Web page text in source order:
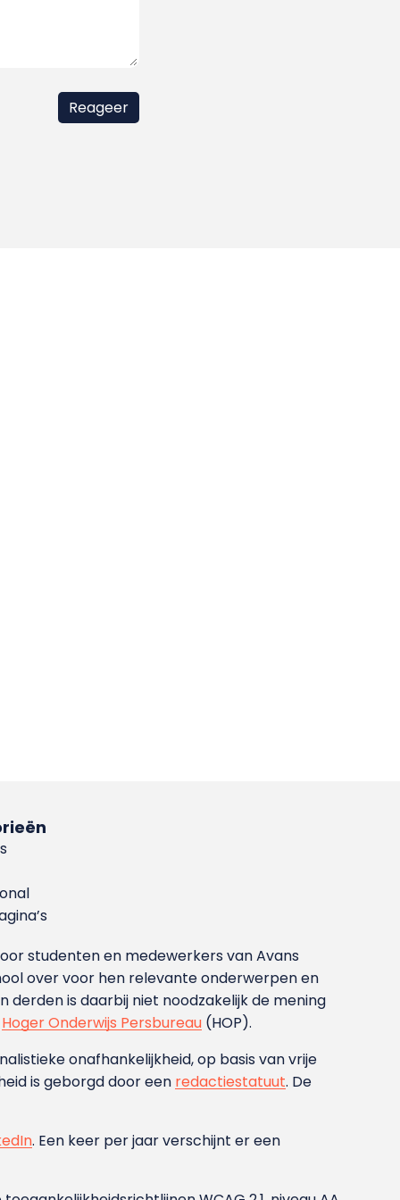
studenten en medewerkers van Avans
over voor hen relevante onderwerpen en
is daarbij niet noodzakelijk de mening
Hoger Onderwijs Persbureau (HOP).
onafhankelijkheid, op basis van vrije
is geborgd door een redactiestatuut. De
. Een keer per jaar verschijnt er een